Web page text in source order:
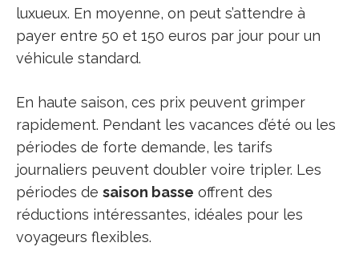
luxueux. En moyenne, on peut s’attendre à
payer entre 50 et 150 euros par jour pour un
véhicule standard.
En haute saison, ces prix peuvent grimper
rapidement. Pendant les vacances d’été ou les
périodes de forte demande, les tarifs
journaliers peuvent doubler voire tripler. Les
périodes de saison basse offrent des
réductions intéressantes, idéales pour les
voyageurs flexibles.